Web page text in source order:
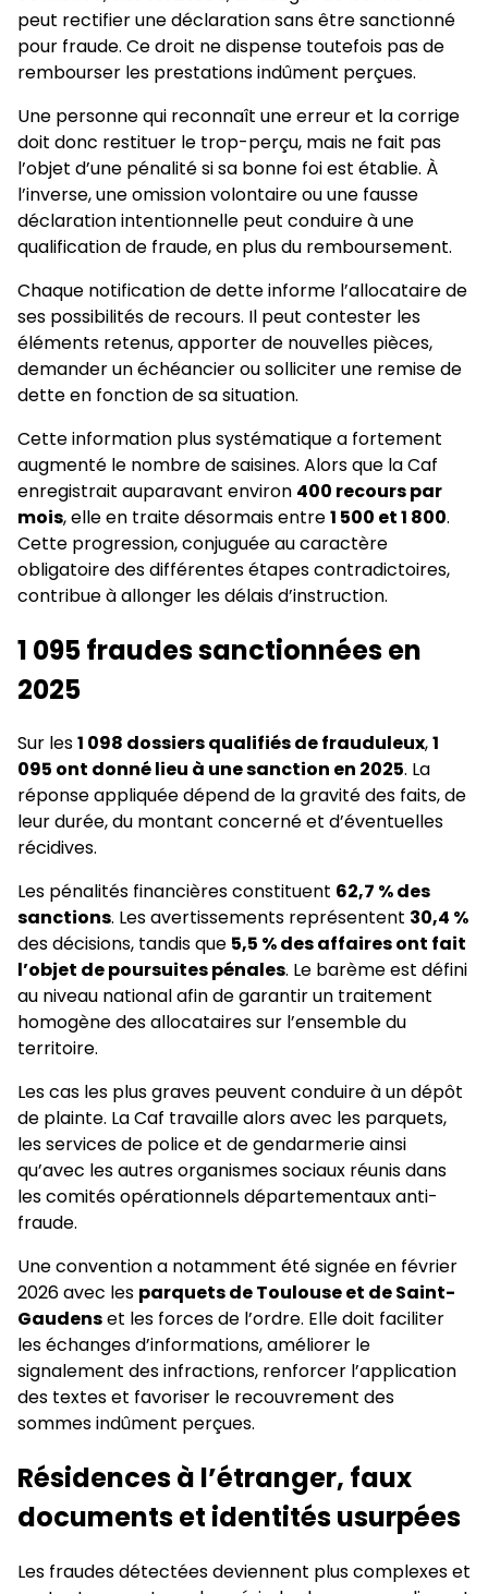
peut rectifier une déclaration sans être sanctionné
pour fraude. Ce droit ne dispense toutefois pas de
rembourser les prestations indûment perçues.
Une personne qui reconnaît une erreur et la corrige
doit donc restituer le trop-perçu, mais ne fait pas
l’objet d’une pénalité si sa bonne foi est établie. À
l’inverse, une omission volontaire ou une fausse
déclaration intentionnelle peut conduire à une
qualification de fraude, en plus du remboursement.
Chaque notification de dette informe l’allocataire de
ses possibilités de recours. Il peut contester les
éléments retenus, apporter de nouvelles pièces,
demander un échéancier ou solliciter une remise de
dette en fonction de sa situation.
Cette information plus systématique a fortement
augmenté le nombre de saisines. Alors que la Caf
enregistrait auparavant environ 400 recours par
mois, elle en traite désormais entre1 500 et 1 800.
Cette progression, conjuguée au caractère
obligatoire des différentes étapes contradictoires,
contribue à allonger les délais d’instruction.
1 095 fraudes sanctionnées en
2025
Sur les1 098 dossiers qualifiés de frauduleux,1
095 ont donné lieu à une sanction en 2025. La
réponse appliquée dépend de la gravité des faits, de
leur durée, du montant concerné et d’éventuelles
récidives.
Les pénalités financières constituent 62,7 % des
sanctions. Les avertissements représentent 30,4 %
des décisions, tandis que 5,5 % des affaires ont fait
l’objet de poursuites pénales. Le barème est défini
au niveau national afin de garantir un traitement
homogène des allocataires sur l’ensemble du
territoire.
Les cas les plus graves peuvent conduire à un dépôt
de plainte. La Caf travaille alors avec les parquets,
les services de police et de gendarmerie ainsi
qu’avec les autres organismes sociaux réunis dans
les comités opérationnels départementaux anti-
fraude.
Une convention a notamment été signée en février
2026 avec les parquets de Toulouse et de Saint-
Gaudenset les forces de l’ordre. Elle doit faciliter
les échanges d’informations, améliorer le
signalement des infractions, renforcer l’application
des textes et favoriser le recouvrement des
sommes indûment perçues.
Résidences à l’étranger, faux
documents et identités usurpées
Les fraudes détectées deviennent plus complexes et